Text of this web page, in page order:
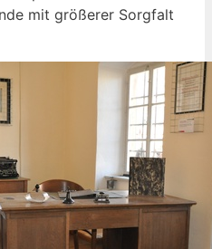
mit größerer Sorgfalt